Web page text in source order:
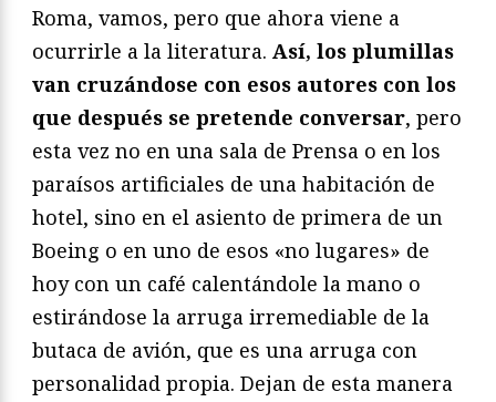
Roma, vamos, pero que ahora viene a
ocurrirle a la literatura. Así, los plumillas
van cruzándose con esos autores con los
que después se pretende conversar, pero
esta vez no en una sala de Prensa o en los
paraísos artificiales de una habitación de
hotel, sino en el asiento de primera de un
Boeing o en uno de esos «no lugares» de
hoy con un café calentándole la mano o
estirándose la arruga irremediable de la
butaca de avión, que es una arruga con
personalidad propia. Dejan de esta manera